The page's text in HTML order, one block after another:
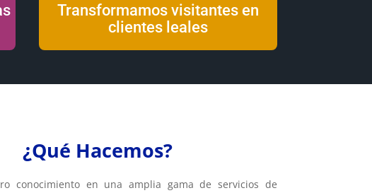
Transformamos visitantes en
clientes leales
¿Qué Hacemos?
conocimiento en una amplia gama de servicios de